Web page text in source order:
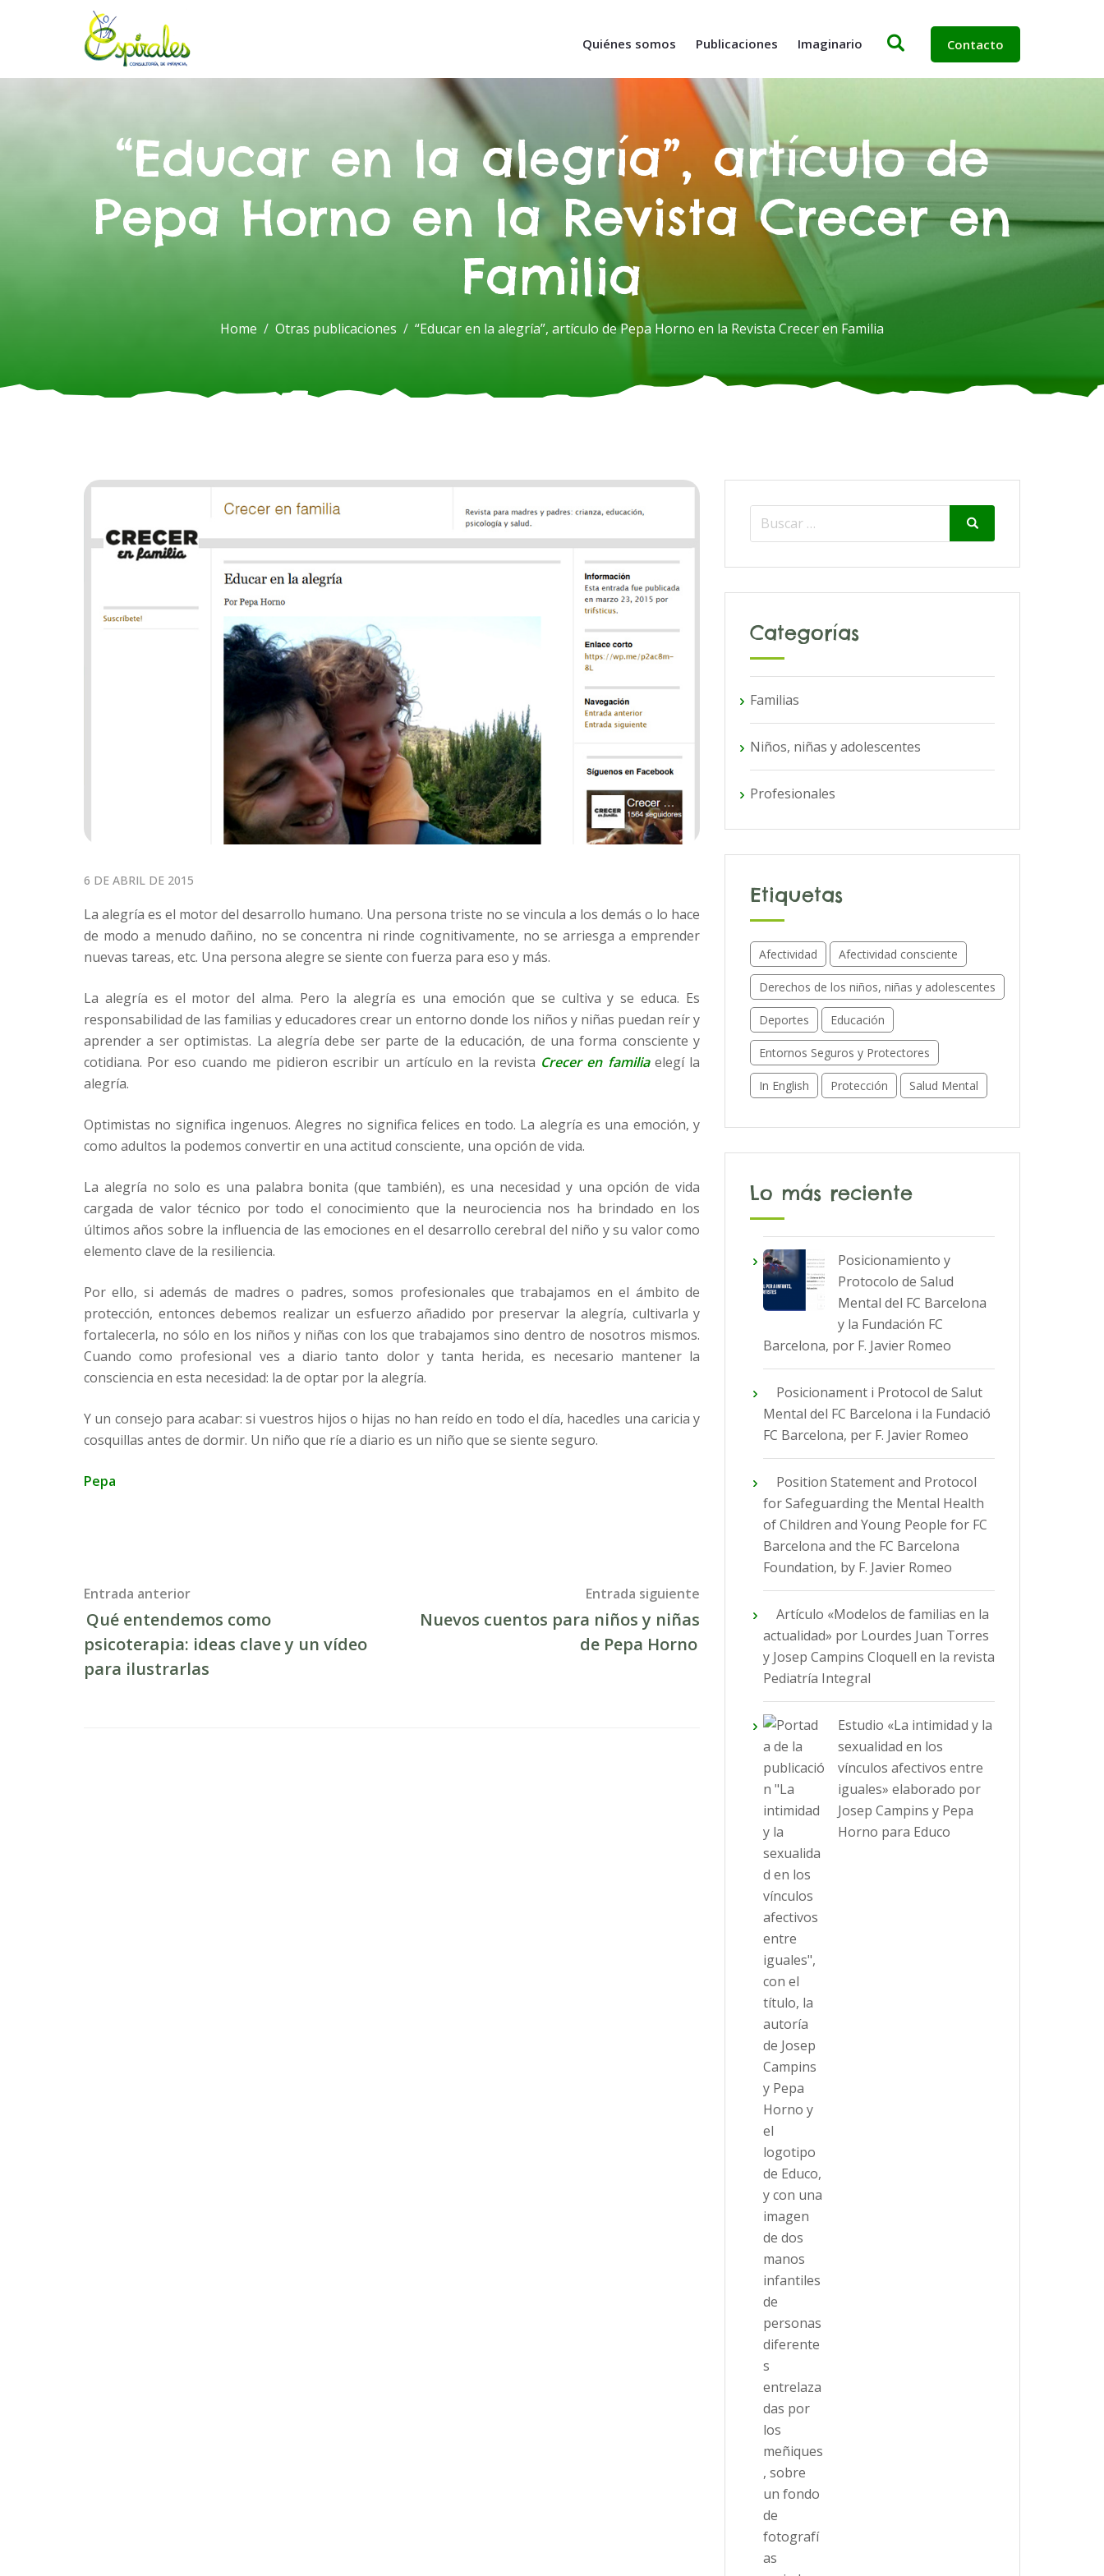
Contacto
Quiénes somos Publicaciones Imaginario
“Educar en la alegría”, artículo de
Pepa Horno en la Revista Crecer en
Familia
Home Otras publicaciones “Educar en la alegría”, artículo de Pepa Horno en la Revista Crecer en Familia
P
S
T
E
O
N
6 DE ABRIL DE 2015
La alegría es el motor del desarrollo humano. Una persona triste no se vincula a los demás o lo hace
de modo a menudo dañino, no se concentra ni rinde cognitivamente, no se arriesga a emprender
nuevas tareas, etc. Una persona alegre se siente con fuerza para eso y más.
La alegría es el motor del alma. Pero la alegría es una emoción que se cultiva y se educa. Es
responsabilidad de las familias y educadores crear un entorno donde los niños y niñas puedan reír y
aprender a ser optimistas. La alegría debe ser parte de la educación, de una forma consciente y
cotidiana. Por eso cuando me pidieron escribir un artículo en la revista Crecer en familiaelegí la
alegría.
Optimistas no significa ingenuos. Alegres no significa felices en todo. La alegría es una emoción, y
como adultos la podemos convertir en una actitud consciente, una opción de vida.
La alegría no solo es una palabra bonita (que también), es una necesidad y una opción de vida
cargada de valor técnico por todo el conocimiento que la neurociencia nos ha brindado en los
últimos años sobre la influencia de las emociones en el desarrollo cerebral del niño y su valor como
elemento clave de la resiliencia.
Por ello, si además de madres o padres, somos profesionales que trabajamos en el ámbito de
protección, entonces debemos realizar un esfuerzo añadido por preservar la alegría, cultivarla y
fortalecerla, no sólo en los niños y niñas con los que trabajamos sino dentro de nosotros mismos.
Cuando como profesional ves a diario tanto dolor y tanta herida, es necesario mantener la
consciencia en esta necesidad: la de optar por la alegría.
Y un consejo para acabar: si vuestros hijos o hijas no han reído en todo el día, hacedles una caricia y
cosquillas antes de dormir. Un niño que ríe a diario es un niño que se siente seguro.
Pepa
Post
navigation
Entrada anterior
Qué entendemos como
psicoterapia: ideas clave y un vídeo
para ilustrarlas
Entrada siguiente
Nuevos cuentos para niños y niñas
de Pepa Horno
Search
Search
Categorías
Familias
Niños, niñas y adolescentes
Profesionales
Etiquetas
Afectividad Afectividad consciente
Derechos de los niños, niñas y adolescentes
Deportes Educación
Entornos Seguros y Protectores
In English Protección Salud Mental
Lo más reciente
Posicionamiento y
Protocolo de Salud
Mental del FC Barcelona
y la Fundación FC
Barcelona, por F. Javier Romeo
Posicionament i Protocol de Salut
Mental del FC Barcelona i la Fundació
FC Barcelona, per F. Javier Romeo
Position Statement and Protocol
for Safeguarding the Mental Health
of Children and Young People for FC
Barcelona and the FC Barcelona
Foundation, by F. Javier Romeo
Artículo «Modelos de familias en la
actualidad» por Lourdes Juan Torres
y Josep Campins Cloquell en la revista
Pediatría Integral
Estudio «La intimidad y la
sexualidad en los
vínculos afectivos entre
iguales» elaborado por
Josep Campins y Pepa
Horno para Educo